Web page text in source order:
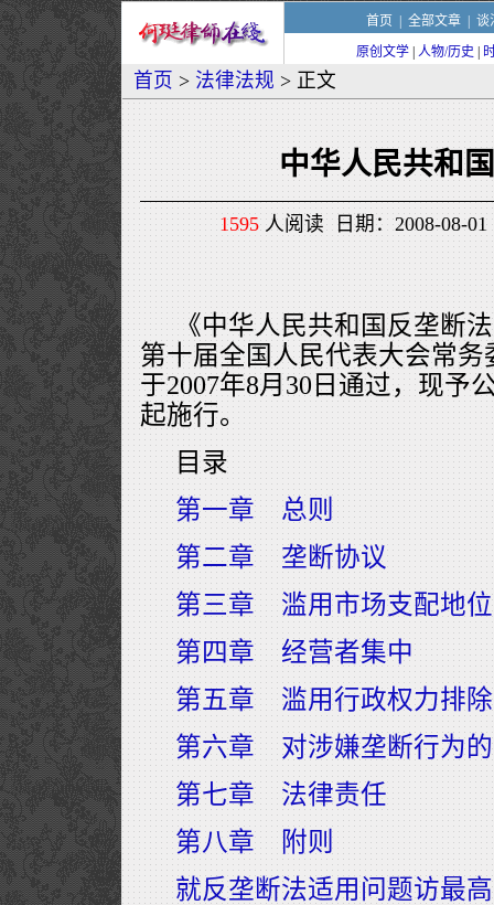
首页 全部文章| 谈
原创文学 人物/历史
首页 > 法律法规 > 正文
中华人民共和
1595人阅读 日期：2008-08-01
《中华人民共和国反垄断
第十届全国人民代表大会常
于2007年8月30日通过，现予
起施行。
目录
第一章 总则
第二章 垄断协议
第三章 滥用市场支配地位
第四章 经营者集中
第五章 滥用行政权力排
第六章 对涉嫌垄断行为
第七章 法律责任
第八章 附则
就反垄断法适用问题访最